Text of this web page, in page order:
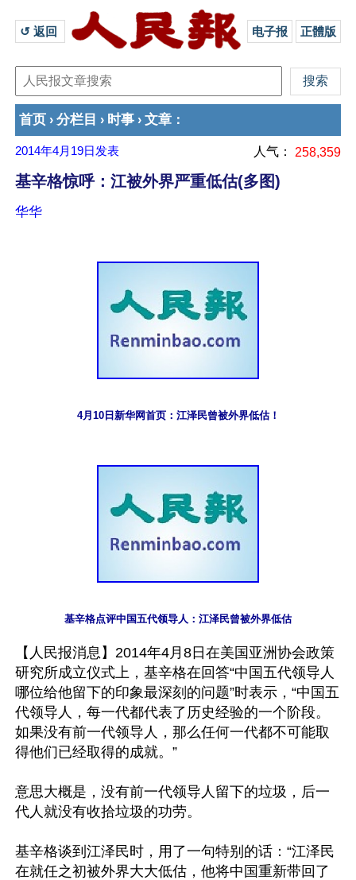
↺ 返回 电子报 正體版
首页 › 分栏目 › 时事 › 文章 ：
2014年4月19日 发表 人气： 258,359
基辛格惊呼：江被外界严重低估(多图)
华华
4月10日新华网首页：江泽民曾被外界低估！
基辛格点评中国五代领导人：江泽民曾被外界低估
【人民报消息】2014年4月8日在美国亚洲协会政策
研究所成立仪式上，基辛格在回答“中国五代领导人
哪位给他留下的印象最深刻的问题”时表示，“中国五
代领导人，每一代都代表了历史经验的一个阶段。
如果没有前一代领导人，那么任何一代都不可能取
得他们已经取得的成就。”
意思大概是，没有前一代领导人留下的垃圾，后一
代人就没有收拾垃圾的功劳。
基辛格谈到江泽民时，用了一句特别的话：“江泽民
在就任之初被外界大大低估，他将中国重新带回了